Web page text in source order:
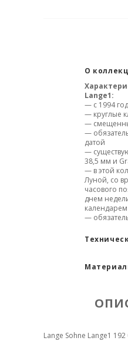
О
Lange1:
— с 1994
— круглые
—
—
датой
—
38,5 мм и
— в этой
Луной, со
часового
днем
календарем
—
Lange Sohne Lange1 192